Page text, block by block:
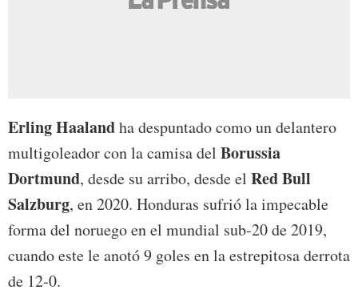
Erling Haalandha despuntado como un delantero
multigoleador con la camisa del Borussia
Dortmund, desde su arribo, desde el Red Bull
Salzburg, en 2020. Honduras sufrió la impecable
forma del noruego en el mundial sub-20 de 2019,
cuando este le anotó 9 goles en la estrepitosa derrota
de 12-0.